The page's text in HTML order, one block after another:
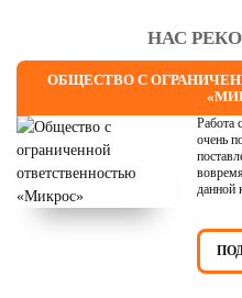
НАС
ОБЩЕСТВО С
Работа
очень
данной